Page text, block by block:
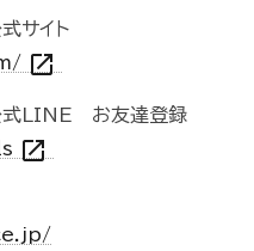
サイト
open_in_new
式LINE お友達登録
open_in_new